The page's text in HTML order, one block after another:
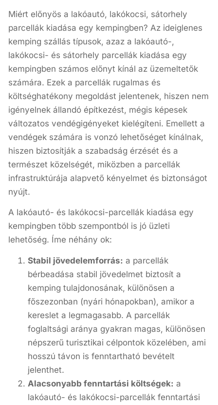
Miért előnyös a lakóautó, lakókocsi, sátorhely
parcellák kiadása egy kempingben? Az ideiglenes
kemping szállás típusok, azaz a lakóautó-,
lakókocsi- és sátorhely parcellák kiadása egy
kempingben számos előnyt kínál az üzemeltetők
számára. Ezek a parcellák rugalmas és
költséghatékony megoldást jelentenek, hiszen nem
igényelnek állandó építkezést, mégis képesek
változatos vendégigényeket kielégíteni. Emellett a
vendégek számára is vonzó lehetőséget kínálnak,
hiszen biztosítják a szabadság érzését és a
természet közelségét, miközben a parcellák
infrastruktúrája alapvető kényelmet és biztonságot
nyújt.
A lakóautó- és lakókocsi-parcellák kiadása egy
kempingben több szempontból is jó üzleti
lehetőség. Íme néhány ok:
Stabil jövedelemforrás: a parcellák
bérbeadása stabil jövedelmet biztosít a
kemping tulajdonosának, különösen a
főszezonban (nyári hónapokban), amikor a
kereslet a legmagasabb. A parcellák
foglaltsági aránya gyakran magas, különösen
népszerű turisztikai célpontok közelében, ami
hosszú távon is fenntartható bevételt
jelenthet.
Alacsonyabb fenntartási költségek: a
lakóautó- és lakókocsi-parcellák fenntartási